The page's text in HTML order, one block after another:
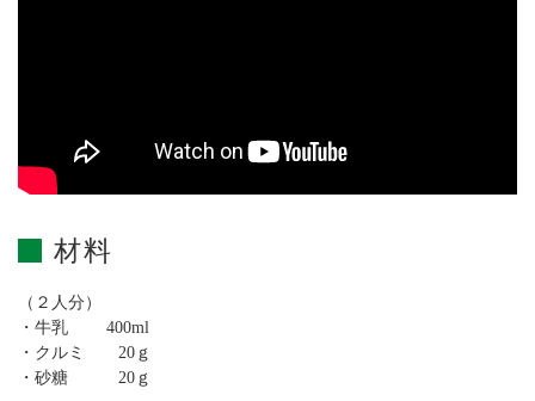
材料
（２人分）
・牛乳 400ml
・クルミ 20ｇ
・砂糖 20ｇ